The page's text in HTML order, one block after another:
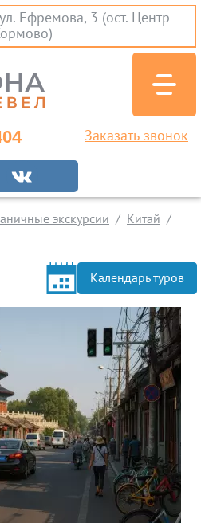
Ефремова, 3 (ост. Центр
Заказать звонок
экскурсии
Китай
Календарь туров